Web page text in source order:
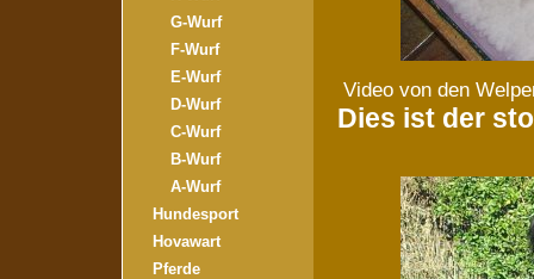
G-Wurf
F-Wurf
E-Wurf
D-Wurf
C-Wurf
B-Wurf
A-Wurf
Hundesport
Hovawart
Pferde
Video von den
Dies ist der